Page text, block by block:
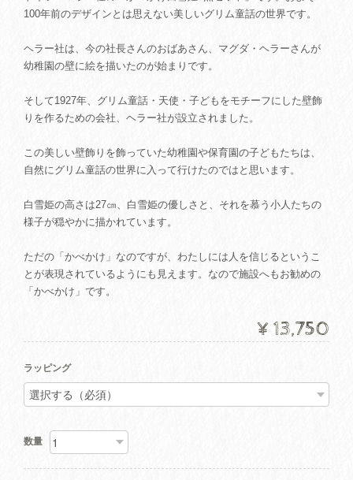
100年前のデザインとは思えない美しいグリム童話の世界です。
ヘラー社は、今の社長さんのおばあさん、マグダ・ヘラーさんが
幼稚園の壁に絵を描いたのが始まりです。
そして1927年、グリム童話・天使・子どもをモチーフにした壁飾
りを作るための会社、ヘラー社が設立されました。
この美しい壁飾りを飾っていた幼稚園や保育園の子どもたちは、
自然にグリム童話の世界に入って行けたのではと思います。
白雪姫の高さは27㎝、白雪姫の優しさと、それを慕う小人たちの
様子が穏やかに描かれています。
ただの「かべかけ」なのですが、わたしには人を信じるというこ
とが表現されているようにも見えます。なので施設へもお勧めの
「かべかけ」です。
¥13,750
ラッピング
数量